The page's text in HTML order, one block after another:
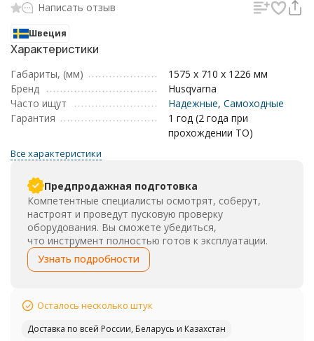
Написать отзыв
Швеция
Характеристики
Габариты, (мм)
1575 х 710 х 1226 мм
Бренд
Husqvarna
Часто ищут
Надежные, Самоходные
Гарантия
1 год (2 года при
прохождении ТО)
Все характеристики
Предпродажная подготовка
Компетентные специалисты осмотрят, соберут,
настроят и проведут пусковую проверку
оборудования. Вы сможете убедиться,
что инструмент полностью готов к эксплуатации.
Узнать подробности
Осталось несколько штук
Доставка по всей России, Беларусь и Казахстан